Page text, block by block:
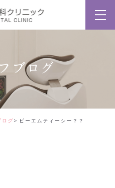
ブログ
ログ ピーエムティーシー？？